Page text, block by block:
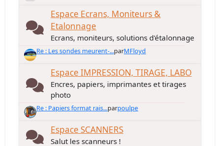
Espace Ecrans, Moniteurs &
Etalonnage
Ecrans, moniteurs, solutions d'étalonnage
Re : Les sondes meurent-...parMFloyd
Espace IMPRESSION, TIRAGE, LABO
Encres, papiers, imprimantes et tirages
photo
Re : Papiers format rais...parpoulpe
Espace SCANNERS
Salut les scanneurs !